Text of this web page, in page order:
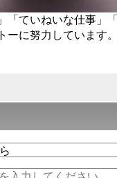
「ていねいな仕事」
ーに努力しています。